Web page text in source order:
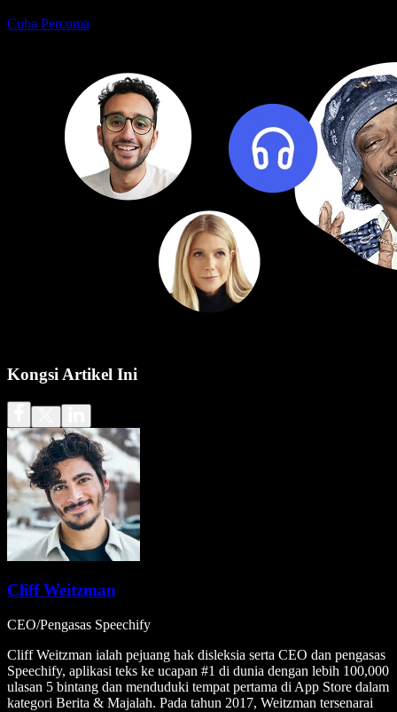
Cuba Percuma
Kongsi Artikel Ini
Cliff Weitzman
CEO/Pengasas Speechify
Cliff Weitzman ialah pejuang hak disleksia serta CEO dan pengasas
Speechify, aplikasi teks ke ucapan #1 di dunia dengan lebih 100,000
ulasan 5 bintang dan menduduki tempat pertama di App Store dalam
kategori Berita & Majalah. Pada tahun 2017, Weitzman tersenarai